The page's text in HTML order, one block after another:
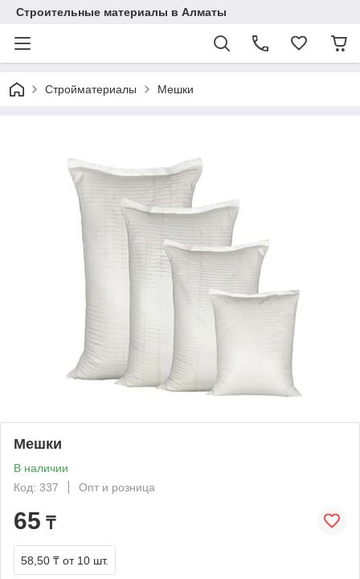
Строительные материалы в Алматы
Стройматериалы Мешки
Мешки
В наличии
Код: 337
Опт и розница
65 ₸
58,50 ₸ от 10 шт.